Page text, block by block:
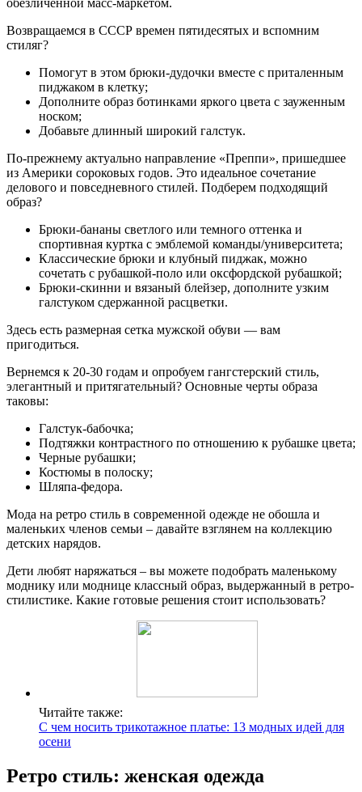
обезличенной масс-маркетом.
Возвращаемся в СССР времен пятидесятых и вспомним
стиляг?
Помогут в этом брюки-дудочки вместе с приталенным
пиджаком в клетку;
Дополните образ ботинками яркого цвета с зауженным
носком;
Добавьте длинный широкий галстук.
По-прежнему актуально направление «Преппи», пришедшее
из Америки сороковых годов. Это идеальное сочетание
делового и повседневного стилей. Подберем подходящий
образ?
Брюки-бананы светлого или темного оттенка и
спортивная куртка с эмблемой команды/университета;
Классические брюки и клубный пиджак, можно
сочетать с рубашкой-поло или оксфордской рубашкой;
Брюки-скинни и вязаный блейзер, дополните узким
галстуком сдержанной расцветки.
Здесь есть размерная сетка мужской обуви — вам
пригодиться.
Вернемся к 20-30 годам и опробуем гангстерский стиль,
элегантный и притягательный? Основные черты образа
таковы:
Галстук-бабочка;
Подтяжки контрастного по отношению к рубашке цвета;
Черные рубашки;
Костюмы в полоску;
Шляпа-федора.
Мода на ретро стиль в современной одежде не обошла и
маленьких членов семьи – давайте взглянем на коллекцию
детских нарядов.
Дети любят наряжаться – вы можете подобрать маленькому
моднику или моднице классный образ, выдержанный в ретро-
стилистике. Какие готовые решения стоит использовать?
Читайте также:
С чем носить трикотажное платье: 13 модных идей для
осени
Ретро стиль: женская одежда